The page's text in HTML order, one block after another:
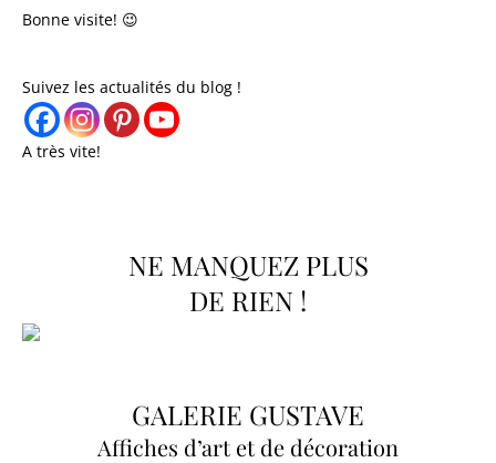
Bonne visite! 😉
Suivez les actualités du blog !
A très vite!
NE MANQUEZ PLUS
DE RIEN !
GALERIE GUSTAVE
Affiches d’art et de décoration